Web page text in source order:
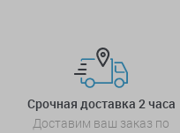
Срочная доставка 2 часа
Доставим ваш заказ по